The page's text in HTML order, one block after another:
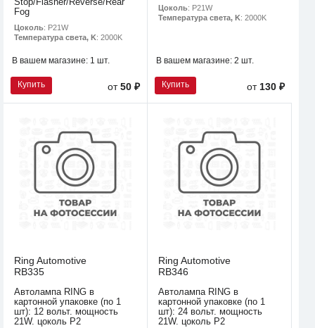
Fog
Цоколь: P21W
Температура света, K: 2000K
В вашем магазине: 1 шт.
Купить от50 ₽
Цоколь: P21W
Температура света, K: 2000K
В вашем магазине: 2 шт.
Купить от 130 ₽
Ring Automotive
RB335
Автолампа RING в
картонной упаковке (по 1
шт): 12 вольт. мощность
21W. цоколь P2
Ring Automotive
RB346
Автолампа RING в
картонной упаковке (по 1
шт): 24 вольт. мощность
21W. цоколь P2